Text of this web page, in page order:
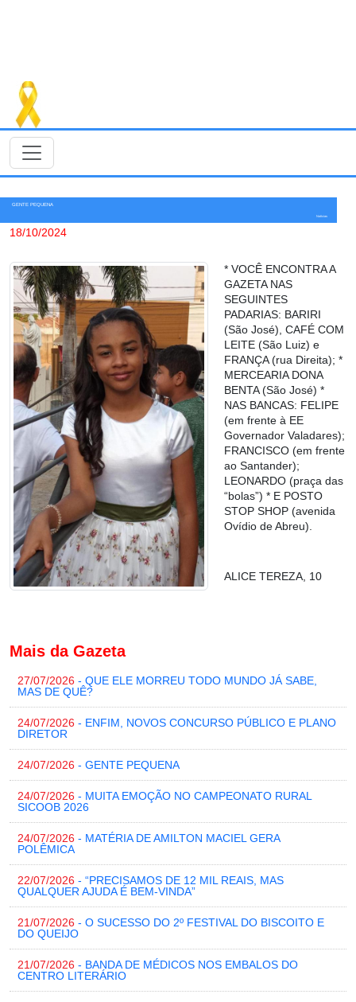
GENTE PEQUENA
Notícias
18/10/2024
* VOCÊ ENCONTRA A
GAZETA NAS
SEGUINTES
PADARIAS: BARIRI
(São José), CAFÉ COM
LEITE (São Luiz) e
FRANÇA (rua Direita); *
MERCEARIA DONA
BENTA (São José) *
NAS BANCAS: FELIPE
(em frente à EE
Governador Valadares);
FRANCISCO (em frente
ao Santander);
LEONARDO (praça das
“bolas”) * E POSTO
STOP SHOP (avenida
Ovídio de Abreu).
ALICE TEREZA, 10
Mais da Gazeta
27/07/2026 - QUE ELE MORREU TODO MUNDO JÁ SABE,
MAS DE QUÊ?
24/07/2026 - ENFIM, NOVOS CONCURSO PÚBLICO E PLANO
DIRETOR
24/07/2026 - GENTE PEQUENA
24/07/2026 - MUITA EMOÇÃO NO CAMPEONATO RURAL
SICOOB 2026
24/07/2026 - MATÉRIA DE AMILTON MACIEL GERA
POLÊMICA
22/07/2026 - “PRECISAMOS DE 12 MIL REAIS, MAS
QUALQUER AJUDA É BEM-VINDA”
21/07/2026 - O SUCESSO DO 2º FESTIVAL DO BISCOITO E
DO QUEIJO
21/07/2026 - BANDA DE MÉDICOS NOS EMBALOS DO
CENTRO LITERÁRIO